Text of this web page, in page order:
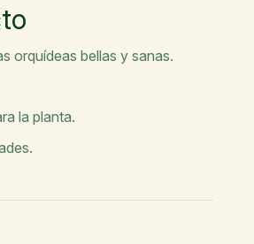
orquídeas bellas y sanas.
la planta.